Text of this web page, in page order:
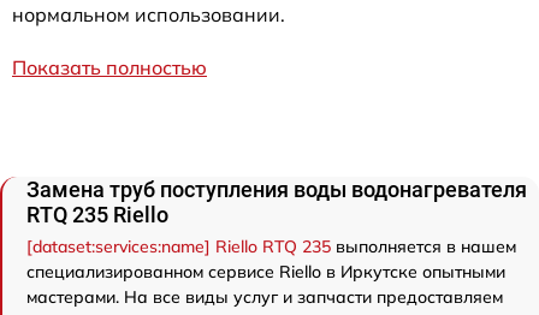
нормальном использовании.
Показать полностью
Замена труб поступления воды водонагревателя
RTQ 235 Riello
[dataset:services:name] Riello RTQ 235 выполняется в нашем
специализированном сервисе Riello в Иркутске опытными
мастерами. На все виды услуг и запчасти предоставляем